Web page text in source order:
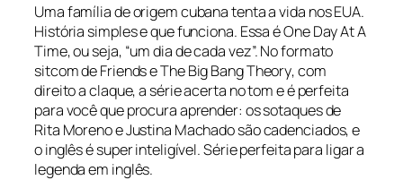
Uma família de origem cubana tenta a vida nos EUA.
História simples e que funciona. Essa éOne Day At A
Time, ou seja, “um dia de cada vez”. No formato
sitcom deFriendseThe Big Bang Theory, com
direito a claque, a série acerta no tom e é perfeita
para você que procura aprender: os sotaques de
Rita Moreno e Justina Machado são cadenciados, e
o inglês é super inteligível. Série perfeita para ligar a
legenda em inglês.